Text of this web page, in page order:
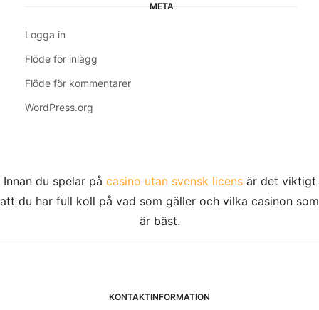
META
Logga in
Flöde för inlägg
Flöde för kommentarer
WordPress.org
Innan du spelar på casino utan svensk licensär det viktigt
att du har full koll på vad som gäller och vilka casinon som
är bäst.
KONTAKTINFORMATION